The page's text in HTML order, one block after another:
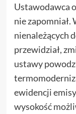
Ustawodawca
nie zapomniał.
nienależących
przewidział,
ustawy
ewidencji
wysokość